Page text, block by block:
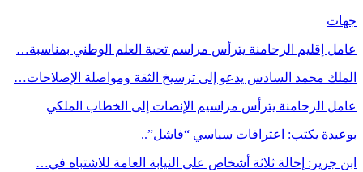
جهات
عامل إقليم الرحامنة يترأس مراسم تحية العلم الوطني بمناسبة…
الملك محمد السادس يدعو إلى ترسيخ الثقة ومواصلة الإصلاحات…
عامل الرحامنة يترأس مراسيم الإنصات إلى الخطاب الملكي
بوعيدة يكتب: اعترافات سياسي “فاشل”..
ابن جرير: إحالة ثلاثة أشخاص على النيابة العامة للاشتباه في…